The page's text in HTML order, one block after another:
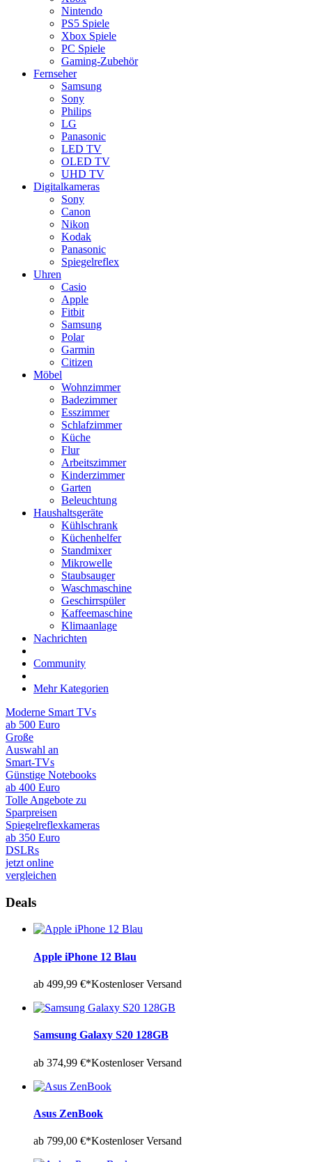
Nintendo
PS5 Spiele
Xbox Spiele
PC Spiele
Gaming-Zubehör
Fernseher
Samsung
Sony
Philips
LG
Panasonic
LED TV
OLED TV
UHD TV
Digitalkameras
Sony
Canon
Nikon
Kodak
Panasonic
Spiegelreflex
Uhren
Casio
Apple
Fitbit
Samsung
Polar
Garmin
Citizen
Möbel
Wohnzimmer
Badezimmer
Esszimmer
Schlafzimmer
Küche
Flur
Arbeitszimmer
Kinderzimmer
Garten
Beleuchtung
Haushaltsgeräte
Kühlschrank
Küchenhelfer
Standmixer
Mikrowelle
Staubsauger
Waschmaschine
Geschirrspüler
Kaffeemaschine
Klimaanlage
Nachrichten
Community
Mehr Kategorien
Moderne Smart TVs
ab 500 Euro
Große
Auswahl an
Smart-TVs
Günstige Notebooks
ab 400 Euro
Tolle Angebote zu
Sparpreisen
Spiegelreflexkameras
ab 350 Euro
DSLRs
jetzt online
vergleichen
Deals
Apple iPhone 12 Blau
ab 499,99 €*Kostenloser Versand
Samsung Galaxy S20 128GB
ab 374,99 €*Kostenloser Versand
Asus ZenBook
ab 799,00 €*Kostenloser Versand